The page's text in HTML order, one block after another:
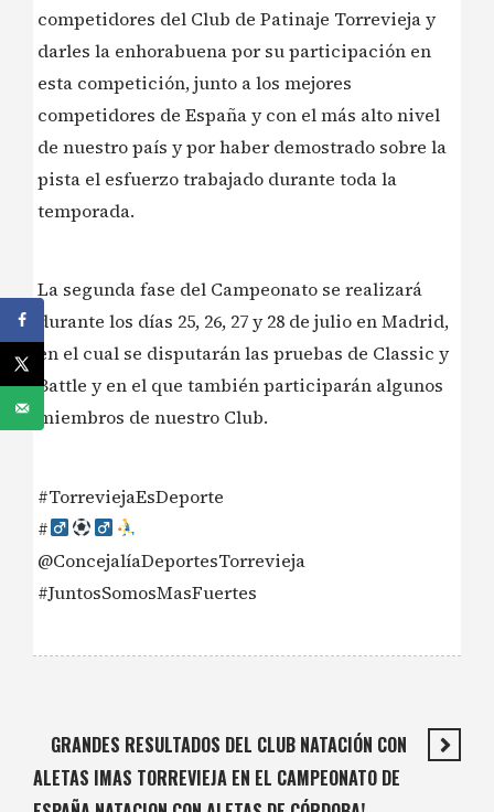
competidores del Club de Patinaje Torrevieja y
darles la enhorabuena por su participación en
esta competición, junto a los mejores
competidores de España y con el más alto nivel
de nuestro país y por haber demostrado sobre la
pista el esfuerzo trabajado durante toda la
temporada.
La segunda fase del Campeonato se realizará
durante los días 25, 26, 27 y 28 de julio en Madrid,
en el cual se disputarán las pruebas de Classic y
Battle y en el que también participarán algunos
miembros de nuestro Club.
#TorreviejaEsDeporte
#‍
@ConcejalíaDeportesTorrevieja
#JuntosSomosMasFuertes
GRANDES RESULTADOS DEL CLUB NATACIÓN CON
ALETAS IMAS TORREVIEJA EN EL CAMPEONATO DE